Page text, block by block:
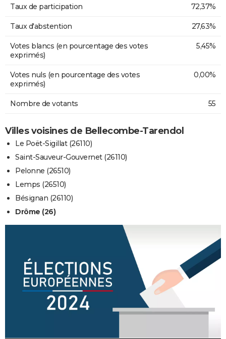
Taux de participation 72,37%
Taux d'abstention 27,63%
Votes blancs (en pourcentage des votes
exprimés)
5,45%
Votes nuls (en pourcentage des votes
exprimés)
0,00%
Nombre de votants 55
Villes voisines de Bellecombe-Tarendol
Le Poët-Sigillat (26110)
Saint-Sauveur-Gouvernet (26110)
Pelonne (26510)
Lemps (26510)
Bésignan (26110)
Drôme (26)